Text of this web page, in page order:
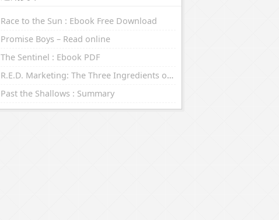
Race to the Sun : Ebook Free Download
Promise Boys – Read online
The Sentinel : Ebook PDF
R.E.D. Marketing: The Three Ingredients of Leading Brands : eBooks (EPUB, PDF)
Past the Shallows : Summary